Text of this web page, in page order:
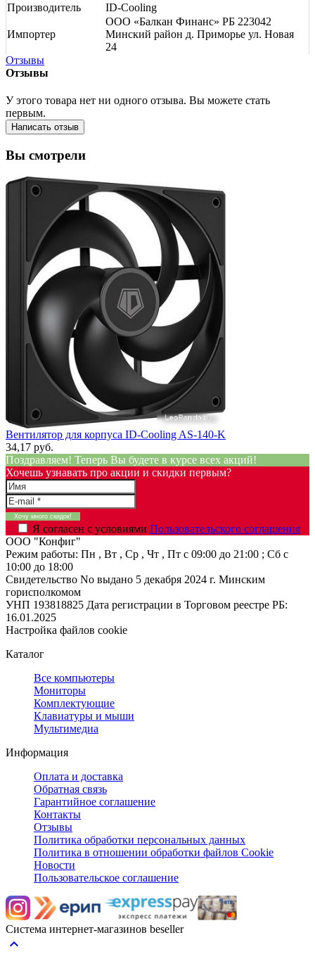
Производитель
ID-Cooling
Импортер
ООО «Балкан Финанс» РБ 223042
Минский район д. Приморье ул. Новая
24
Отзывы
Отзывы
У этого товара нет ни одного отзыва. Вы можете стать
первым.
Написать отзыв
Вы смотрели
Вентилятор для корпуса ID-Cooling AS-140-K
34,17 руб.
Поздравляем! Теперь Вы будете в курсе всех акций!
Хочешь узнавать про акции и скидки первым?
Я согласен с условиями Пользовательского соглашения
ООО "Конфиг"
Режим работы: Пн , Вт , Ср , Чт , Пт c 09:00 до 21:00 ; Сб c
10:00 до 18:00
Свидетельство No выдано 5 декабря 2024 г. Минским
горисполкомом
УНП 193818825 Дата регистрации в Торговом реестре РБ:
16.01.2025
Настройка файлов cookie
Каталог
Все компьютеры
Мониторы
Комплектующие
Клавиатуры и мыши
Мультимедиа
Информация
Оплата и доставка
Обратная связь
Гарантийное соглашение
Контакты
Отзывы
Политика обработки персональных данных
Политика в отношении обработки файлов Cookie
Новости
Пользовательское соглашение
Система интернет-магазинов beseller
keyboard_arrow_up